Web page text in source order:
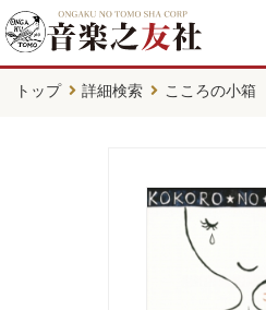
トップ 詳細検索 こころの小箱